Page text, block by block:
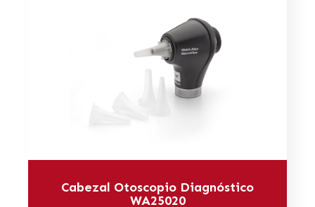
Cabezal Otoscopio Diagnóstico
WA25020